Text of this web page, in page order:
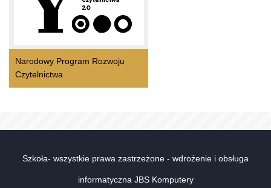
Narodowy Program Rozwoju
Czytelnictwa
Szkoła- wszystkie prawa zastrzeżone - wdrożenie i obsługa
informatyczna JBS Komputery